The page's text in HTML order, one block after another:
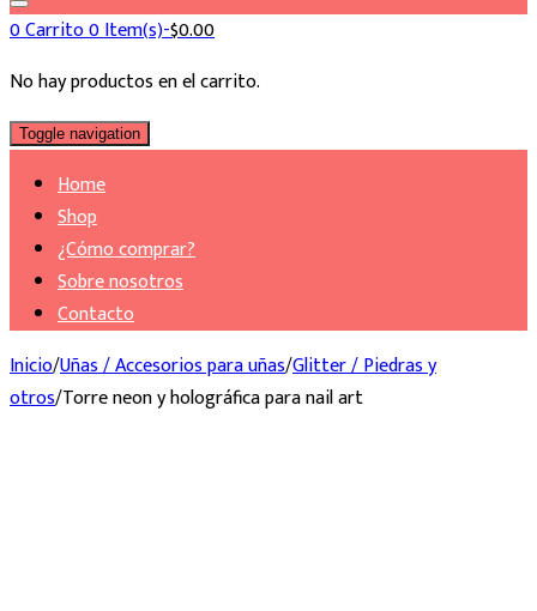
0Carrito0 Item(s)-$0.00
No hay productos en el carrito.
Toggle navigation
Home
Shop
¿Cómo comprar?
Sobre nosotros
Contacto
Inicio/Uñas / Accesorios para uñas/Glitter / Piedras y
otros/Torre neon y holográfica para nail art